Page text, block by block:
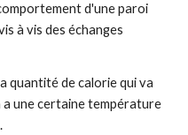
d'une paroi
à vis des échanges
quantité de calorie qui va
a une certaine température